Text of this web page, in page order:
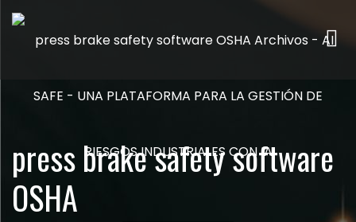
press brake safety software
OSHA